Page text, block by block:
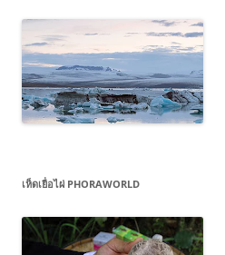
เห็ดเยื่อไผ่ PHORAWORLD